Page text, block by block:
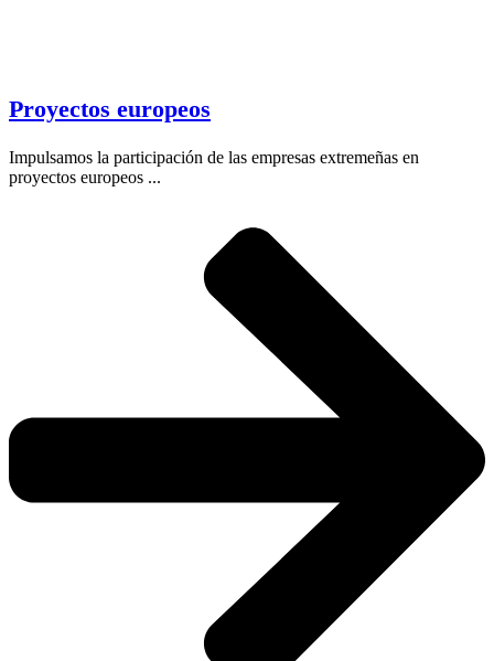
Proyectos europeos
Impulsamos la participación de las empresas extremeñas en
proyectos europeos ...